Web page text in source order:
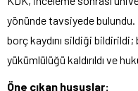
yönünde tavsiyede
borç kaydını sildiği
yükümlülüğü kaldırıldı ve
Öne çıkan hususlar: